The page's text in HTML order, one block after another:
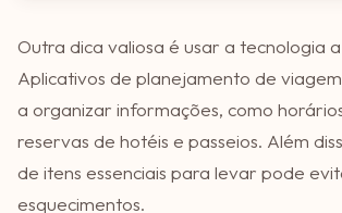
Outra dica valiosa é usar a tecnologia
Aplicativos de planejamento de
a organizar informações, como
reservas de hotéis e passeios. Além
de itens essenciais para levar pode
esquecimentos.